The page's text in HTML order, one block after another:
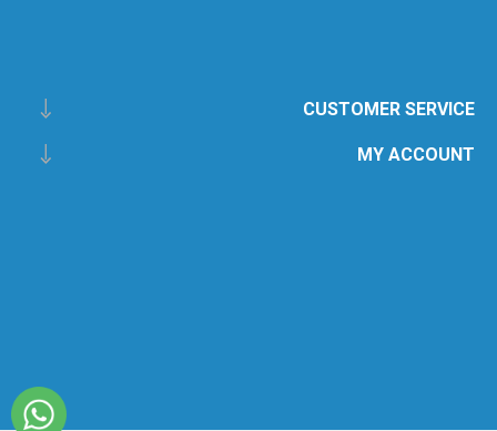
CUSTOMER SERVICE
MY ACCOUNT